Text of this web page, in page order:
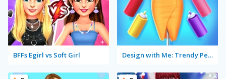
BFFs Egirl vs Soft Girl Design with Me: Trendy Pencil skirt